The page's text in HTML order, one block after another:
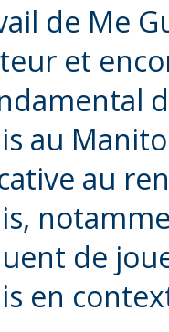
de Me
et
au
au
de
en